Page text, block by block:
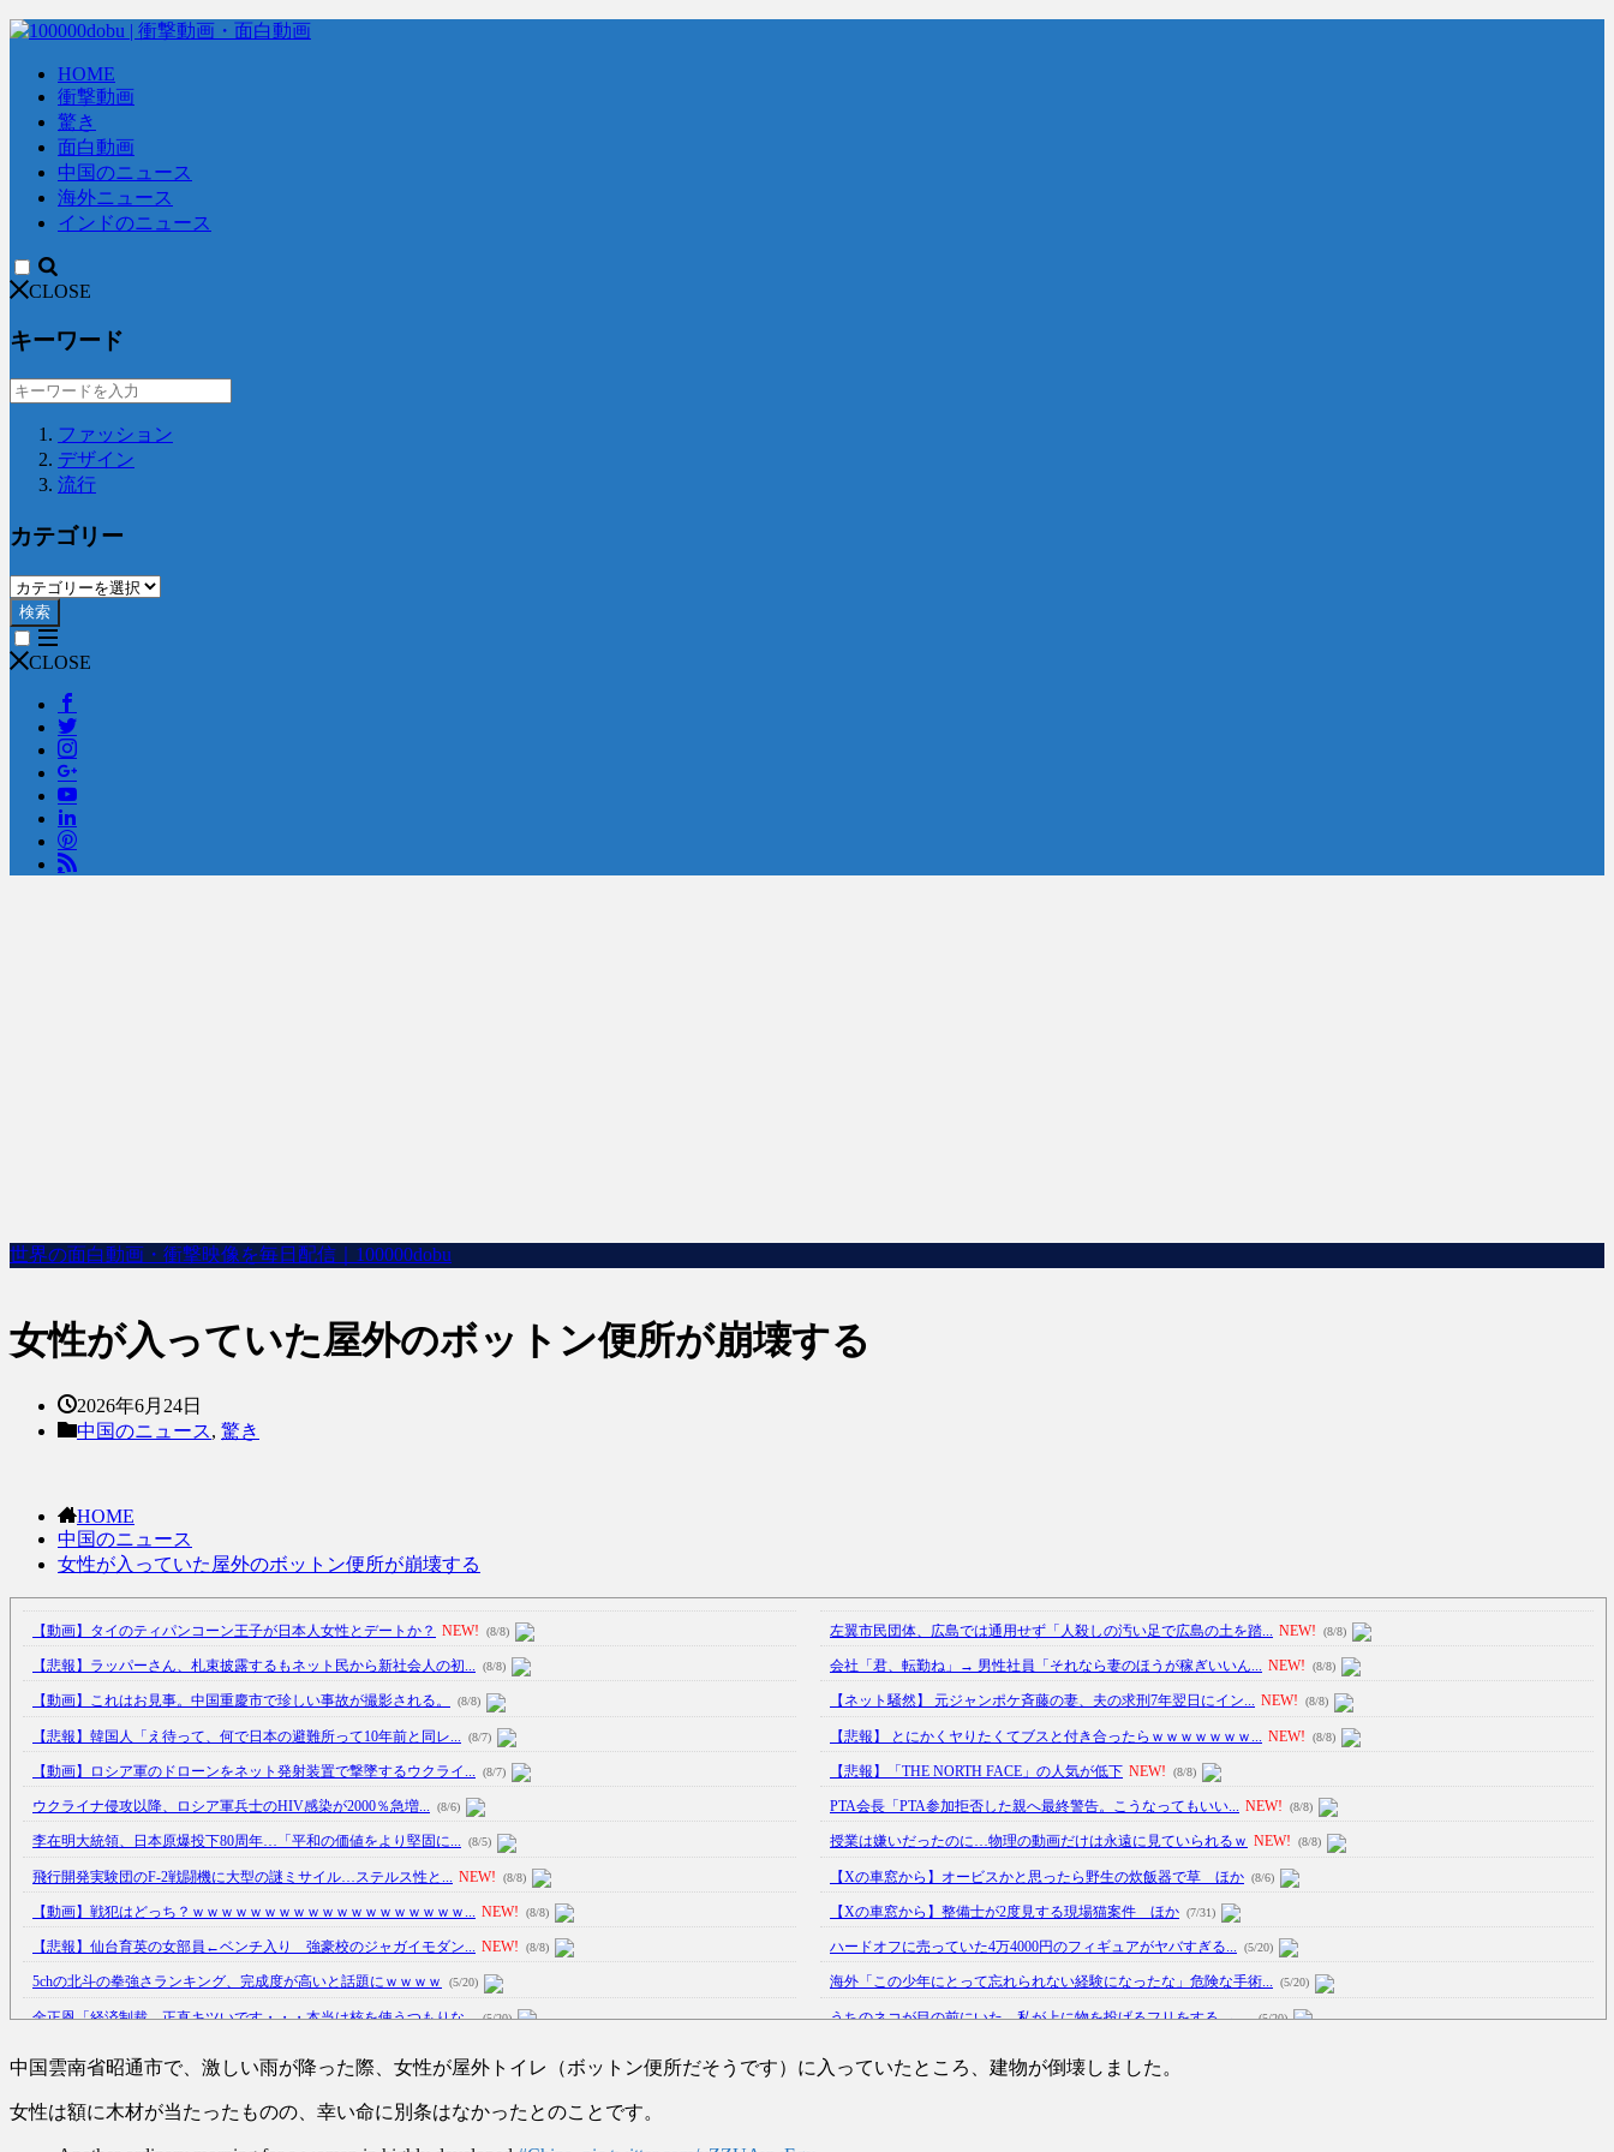
HOME
衝撃動画
驚き
面白動画
中国のニュース
海外ニュース
インドのニュース
CLOSE
キーワード
ファッション
デザイン
流行
カテゴリー
検索
CLOSE
世界の面白動画・衝撃映像を毎日配信｜100000dobu
女性が入っていた屋外のボットン便所が崩壊する
2026年6月24日
中国のニュース, 驚き
HOME
中国のニュース
女性が入っていた屋外のボットン便所が崩壊する
【動画】タイのティパンコーン王子が日本人女性とデートか？ NEW! (8/8)
【悲報】ラッパーさん、札束披露するもネット民から新社会人の初... (8/8)
【動画】これはお見事。中国重慶市で珍しい事故が撮影される。 (8/8)
【悲報】韓国人「え待って、何で日本の避難所って10年前と同レ... (8/7)
【動画】ロシア軍のドローンをネット発射装置で撃墜するウクライ... (8/7)
ウクライナ侵攻以降、ロシア軍兵士のHIV感染が2000％急増... (8/6)
李在明大統領、日本原爆投下80周年…「平和の価値をより堅固に... (8/5)
飛行開発実験団のF-2戦闘機に大型の謎ミサイル…ステルス性と... NEW! (8/8)
【動画】戦犯はどっち？ｗｗｗｗｗｗｗｗｗｗｗｗｗｗｗｗｗｗｗ... NEW! (8/8)
【悲報】仙台育英の女部員←ベンチ入り 強豪校のジャガイモダン... NEW! (8/8)
5chの北斗の拳強さランキング、完成度が高いと話題にｗｗｗｗ (5/20)
金正恩「経済制裁、正直キツいです・・・本当は核を使うつもりな... (5/20)
顔20点、体80点と評価されていた女子学生が男子学生らの性の... (12/26)
左翼市民団体、広島では通用せず「人殺しの汚い足で広島の土を踏... NEW! (8/8)
会社「君、転勤ね」→ 男性社員「それなら妻のほうが稼ぎいいん... NEW! (8/8)
【ネット騒然】 元ジャンポケ斉藤の妻、夫の求刑7年翌日にイン... NEW! (8/8)
【悲報】 とにかくヤりたくてブスと付き合ったらｗｗｗｗｗｗｗ... NEW! (8/8)
【悲報】「THE NORTH FACE」の人気が低下 NEW! (8/8)
PTA会長「PTA参加拒否した親へ最終警告。こうなってもいい... NEW! (8/8)
授業は嫌いだったのに…物理の動画だけは永遠に見ていられるｗ NEW! (8/8)
【Xの車窓から】オービスかと思ったら野生の炊飯器で草 ほか (8/6)
【Xの車窓から】整備士が2度見する現場猫案件 ほか (7/31)
ハードオフに売っていた4万4000円のフィギュアがヤバすぎる... (5/20)
海外「この少年にとって忘れられない経験になったな」危険な手術... (5/20)
うちのネコが目の前にいた。私が上に物を投げるフリをする → ... (5/20)
中国雲南省昭通市で、激しい雨が降った際、女性が屋外トイレ（ボットン便所だそうです）に入っていたところ、建物が倒壊しました。
女性は額に木材が当たったものの、幸い命に別条はなかったとのことです。